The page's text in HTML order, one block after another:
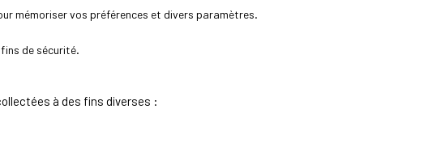
mémoriser vos préférences et divers paramètres.
de sécurité.
à des fins diverses :